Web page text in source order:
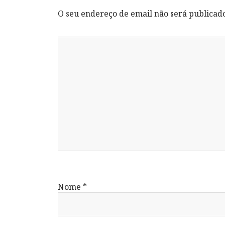
O seu endereço de email não será
Nome *